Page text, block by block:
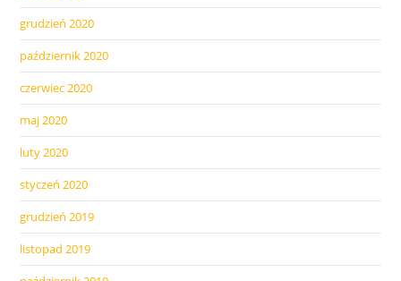
grudzień 2020
październik 2020
czerwiec 2020
maj 2020
luty 2020
styczeń 2020
grudzień 2019
listopad 2019